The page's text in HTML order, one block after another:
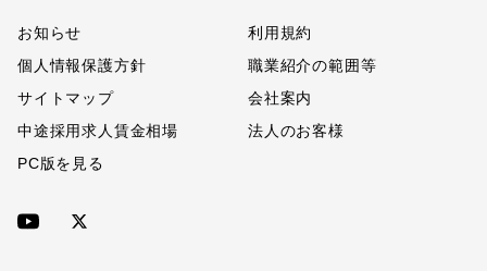
お知らせ
利用規約
個人情報保護方針
職業紹介の範囲等
サイトマップ
会社案内
中途採用求人賃金相場
法人のお客様
PC版を見る